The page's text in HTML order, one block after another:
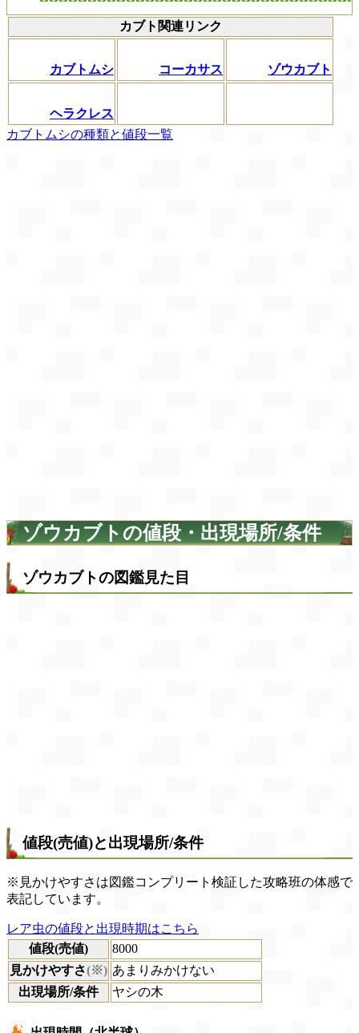
カブト関連リンク
カブトムシ コーカサス ゾウカブト
ヘラクレス
カブトムシの種類と値段一覧
ゾウカブトの値段・出現場所/条件
ゾウカブトの図鑑見た目
値段(売値)と出現場所/条件
※見かけやすさは図鑑コンプリート検証した攻略班の体感で
表記しています。
レア虫の値段と出現時期はこちら
値段(売値)
8000
見かけやすさ(※) あまりみかけない
出現場所/条件
ヤシの木